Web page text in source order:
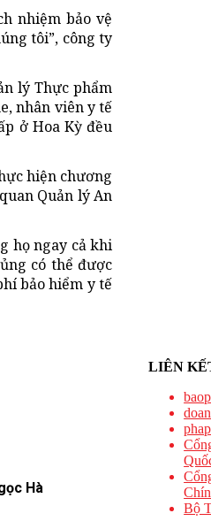
nhiệm bảo vệ
tôi”, công ty
lý Thực phẩm
nhân viên y tế
ở Hoa Kỳ đều
hiện chương
Quản lý An
họ ngay cả khi
có thể được
bảo hiểm y tế
Hà
LIÊN
Bộ